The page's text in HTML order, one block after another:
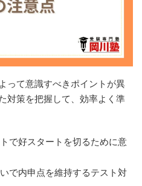
って意識すべきポイントが異
対策を把握して、効率よく準
で好スタートを切るために意
で内申点を維持するテスト対